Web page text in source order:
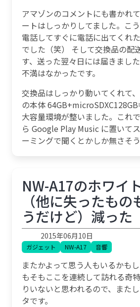
アマゾンのコメントにも書かれ
ートはしっかりしてました。こ
電話してすぐに電話に出てくれ
でした（笑） そして交換品の配
す、送った翌々日には届きまし
不満はなかったです。
交換品はしっかり動いてくれて
の本体
大容量環境が整いました。これ
ら Google Play Music に置いて
ーミングで聞くとかしか無さそ
NW-A17のホワイ
（他に失ったもの
うだけど）減った
2015年06月10日
ガジェット NW-A17 音響
またかよって思う人もいるかも
もそもここを連続して訪れる奇
りいないと思われるので、また
タです。